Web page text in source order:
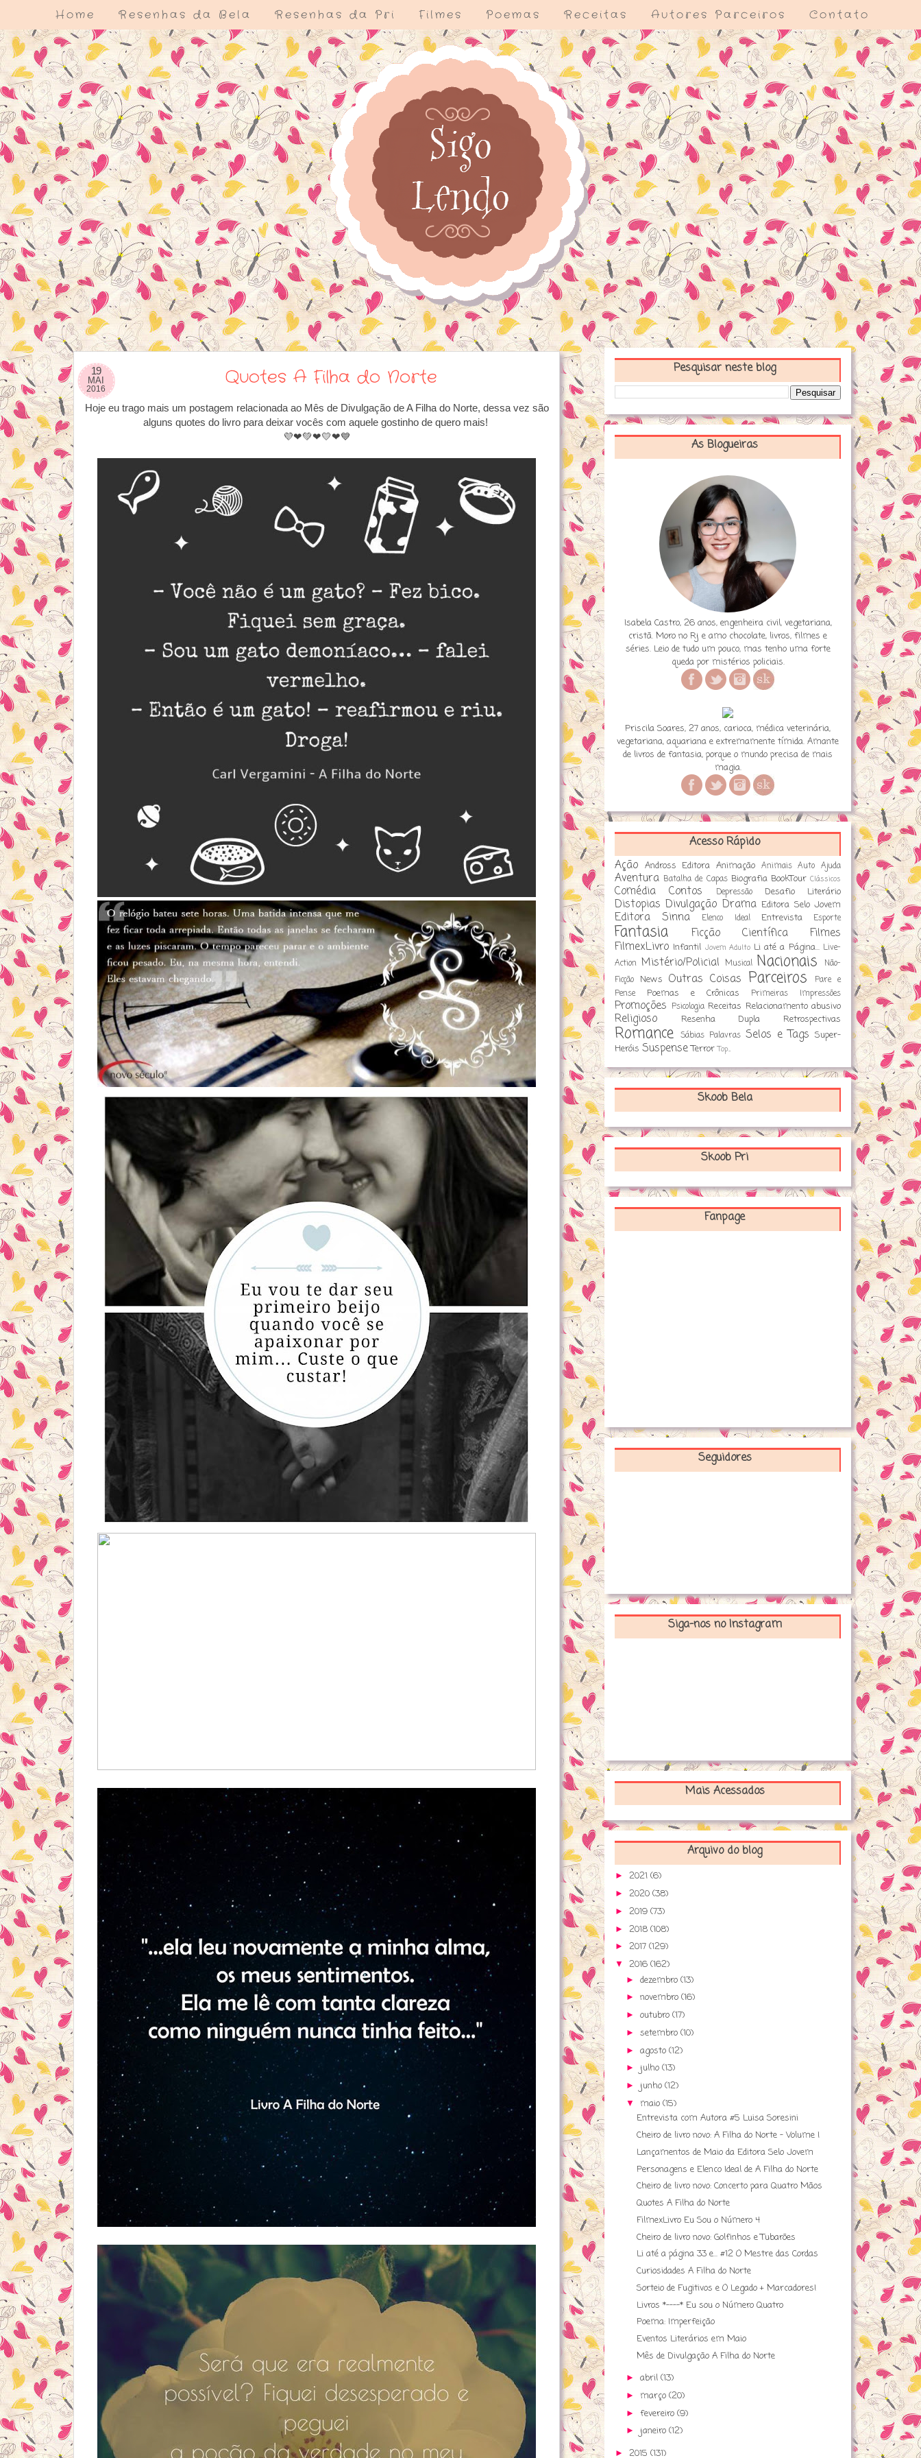
Home Resenhas da Bela Resenhas da Pri Filmes Poemas Receitas Autores Parceiros Contato
19
MAI
2016 Quotes A Filha do Norte
Hoje eu trago mais um postagem relacionada ao Mês de Divulgação de A Filha do Norte, dessa vez são
alguns quotes do livro para deixar vocês com aquele gostinho de quero mais!
💜❤💚❤💛❤💙
Pesquisar neste blog
As Blogueiras
Isabela Castro, 26 anos, engenheira civil, vegetariana,
cristã. Moro no Rj e amo chocolate, livros, filmes e
séries. Leio de tudo um pouco, mas tenho uma forte
queda por mistérios policiais.
Priscila Soares, 27 anos, carioca, médica veterinária,
vegetariana, aquariana e extremamente tímida. Amante
de livros de fantasia, porque o mundo precisa de mais
magia.
Acesso Rápido
Ação Andross Editora Animação Animais Auto Ajuda
Aventura Batalha de Capas Biografia BookTour Clássicos
Comédia Contos Depressão Desafio Literário
Distopias Divulgação Drama Editora Selo Jovem
Editora Sinna Elenco Ideal Entrevista Esporte
Fantasia Ficção Científica
Filmes
FilmexLivro Infantil Jovem Adulto Li até a Página... Live-
Action Mistério/Policial Musical Nacionais
Não-
Ficção News Outras Coisas Parceiros
Pare e
Pense
Poemas e Crônicas Primeiras Impressões
Promoções Psicologia Receitas Relacionamento abusivo
Religioso Resenha Dupla Retrospectivas
Romance Sábias Palavras Selos e Tags Super-
Heróis Suspense Terror Top...
Skoob Bela
Skoob Pri
Fanpage
Seguidores
Siga-nos no Instagram
Mais Acessados
Arquivo do blog
► 2021 (6)
► 2020 (38)
► 2019 (73)
► 2018 (108)
► 2017 (129)
▼ 2016 (162)
► dezembro (13)
► novembro (16)
► outubro (17)
► setembro (10)
► agosto (12)
► julho (13)
► junho (12)
▼ maio (15)
Entrevista com Autora #5 Luisa Soresini
Cheiro de livro novo: A Filha do Norte - Volume I
Lançamentos de Maio da Editora Selo Jovem
Personagens e Elenco Ideal de A Filha do Norte
Cheiro de livro novo: Concerto para Quatro Mãos
Quotes A Filha do Norte
FilmexLivro Eu Sou o Número 4
Cheiro de livro novo: Golfinhos e Tubarões
Li até a página 33 e... #12 O Mestre das Cordas
Curiosidades A Filha do Norte
Sorteio de Fugitivos e O Legado + Marcadores!
Livros *----* Eu sou o Número Quatro
Poema: Imperfeição
Eventos Literários em Maio
Mês de Divulgação A Filha do Norte
► abril (13)
► março (20)
► fevereiro (9)
► janeiro (12)
► 2015 (131)